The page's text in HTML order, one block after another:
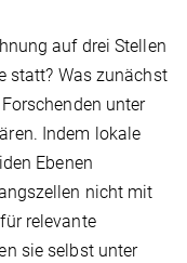
auf drei Stellen
statt? Was zunächst
unter
Indem lokale
Ebenen
nicht mit
relevante
sie selbst unter